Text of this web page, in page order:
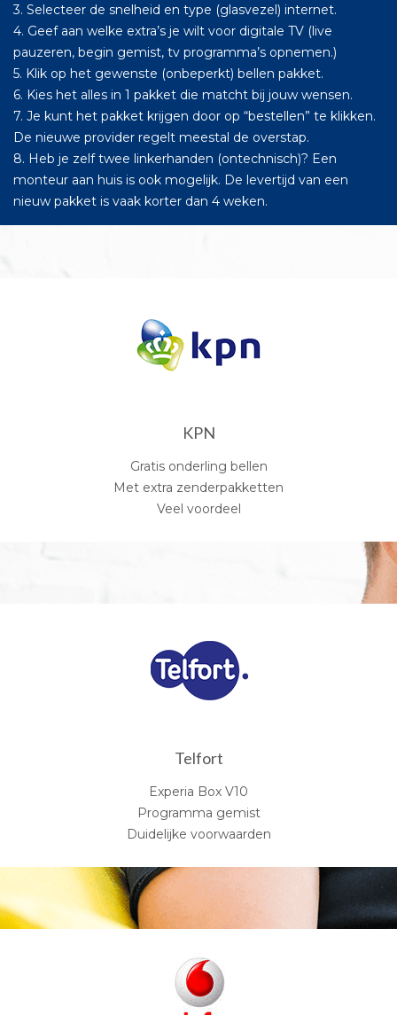
3. Selecteer de snelheid en type (glasvezel) internet.
4. Geef aan welke extra’s je wilt voor digitale TV (live
pauzeren, begin gemist, tv programma’s opnemen.)
5. Klik op het gewenste (onbeperkt) bellen pakket.
6. Kies het alles in 1 pakket die matcht bij jouw wensen.
7. Je kunt het pakket krijgen door op “bestellen” te klikken.
De nieuwe provider regelt meestal de overstap.
8. Heb je zelf twee linkerhanden (ontechnisch)? Een
monteur aan huis is ook mogelijk. De levertijd van een
nieuw pakket is vaak korter dan 4 weken.
KPN
Gratis onderling bellen
Met extra zenderpakketten
Veel voordeel
Telfort
Experia Box V10
Programma gemist
Duidelijke voorwaarden